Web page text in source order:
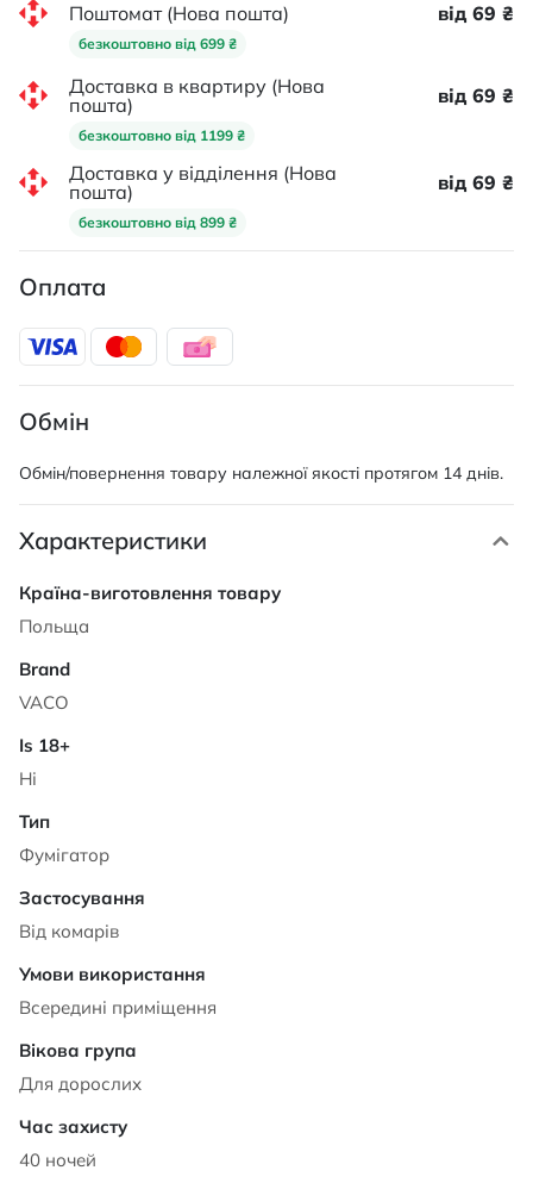
Поштомат (Нова пошта)
безкоштовно від 699 ₴
від 69 ₴
Доставка в квартиру (Нова
пошта)
безкоштовно від 1199 ₴
від 69 ₴
Доставка у відділення (Нова
пошта)
безкоштовно від 899 ₴
від 69 ₴
Оплата
Обмін
Обмін/повернення товару належної якості протягом 14 днів.
Характеристики
Характеристики
Польща
VACO
Ні
Фумігатор
Від комарів
Всередині приміщення
Для дорослих
40 ночей